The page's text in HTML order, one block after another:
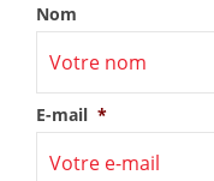
Nom
E-mail *